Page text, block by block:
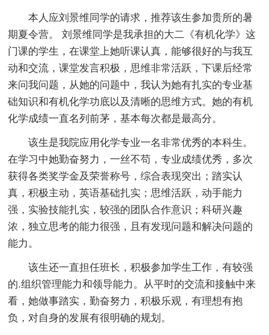
本人应刘景维同学的请求，推荐该生参加贵所的暑
期夏令营。 刘景维同学是我承担的大二《有机化学》这
门课的学生，在课堂上她听课认真，能够很好的与我互
动和交流，课堂发言积极，思维非常活跃，下课后经常
来问我问题，从她的问题中，我认为她有扎实的专业基
础知识和有机化学功底以及清晰的思维方式。她的有机
化学成绩一直名列前茅，基本每次都是最高分。
该生是我院应用化学专业一名非常优秀的本科生。
在学习中她勤奋努力，一丝不苟，专业成绩优秀，多次
获得各类奖学金及荣誉称号，综合表现突出；踏实认
真，积极主动，英语基础扎实；思维活跃，动手能力
强，实验技能扎实，较强的团队合作意识；科研兴趣
浓，独立思考的能力很强，且有发现问题和解决问题的
能力。
该生还一直担任班长，积极参加学生工作，有较强
的.组织管理能力和领导能力。从平时的交流和接触中来
看，她做事踏实，勤奋努力，积极乐观，有理想有抱
负，对自身的发展有很明确的规划。